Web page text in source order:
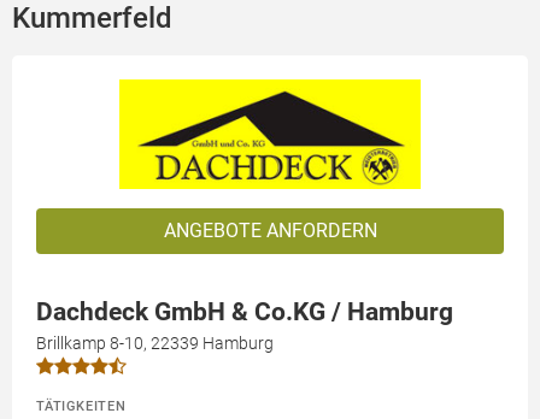
Kummerfeld
ANGEBOTE ANFORDERN
Dachdeck GmbH & Co.KG / Hamburg
Brillkamp 8-10, 22339 Hamburg
TÄTIGKEITEN